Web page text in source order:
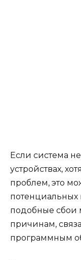
Если система
устройствах,
проблем, это
потенциальных
подобные сбои
причинам,
программным